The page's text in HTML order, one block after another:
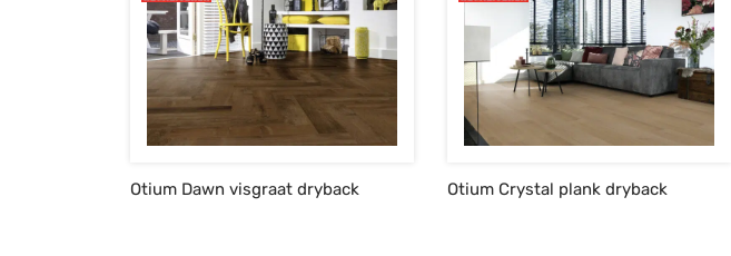
Otium Dawn visgraat dryback Otium Crystal plank dryback